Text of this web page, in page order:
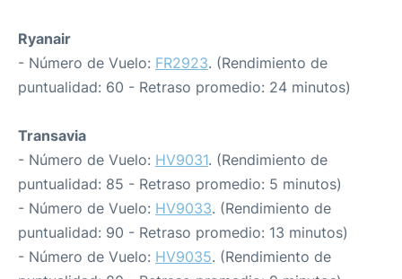
Ryanair
- Número de Vuelo: FR2923. (Rendimiento de
puntualidad: 60 - Retraso promedio: 24 minutos)
Transavia
- Número de Vuelo: HV9031. (Rendimiento de
puntualidad: 85 - Retraso promedio: 5 minutos)
- Número de Vuelo: HV9033. (Rendimiento de
puntualidad: 90 - Retraso promedio: 13 minutos)
- Número de Vuelo: HV9035. (Rendimiento de